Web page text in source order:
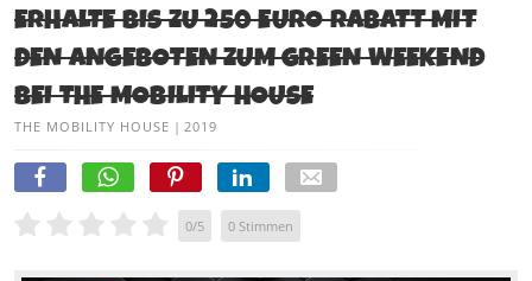
ERHALTE BIS ZU 250 EURO RABATT MIT
DEN ANGEBOTEN ZUM GREEN WEEKEND
BEI THE MOBILITY HOUSE
THE MOBILITY HOUSE | 2019
0/5 0 Stimmen